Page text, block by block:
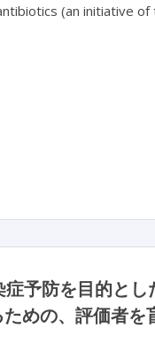
(an initiative of
予防を目的とし
めの、評価者を